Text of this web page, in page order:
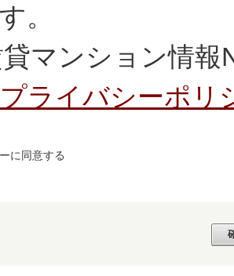
。
貸マンション情
プライバシーポリ
に同意する